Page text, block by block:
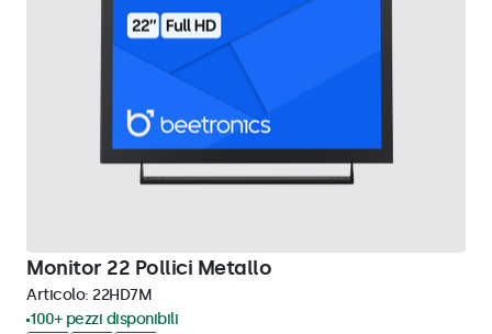
Monitor 22 Pollici Metallo
Articolo: 22HD7M
100+ pezzi disponibili